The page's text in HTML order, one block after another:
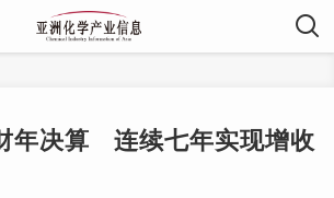
年决算 连续七年实现增收